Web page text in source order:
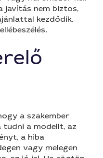
javítás nem biztos,
kezdődik.
a szakember
tudni a modellt, az
a hiba
vagy melegen